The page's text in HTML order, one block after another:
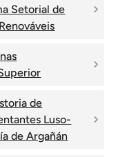
Setorial de
de
Luso-
de Argañán